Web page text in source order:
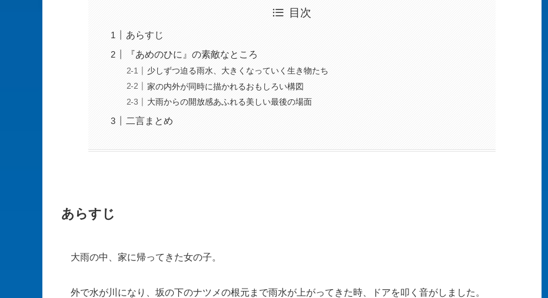
目次
あらすじ
『あめのひに』の素敵なところ
少しずつ迫る雨水、大きくなっていく生き物たち
家の内外が同時に描かれるおもしろい構図
大雨からの開放感あふれる美しい最後の場面
二言まとめ
あらすじ
大雨の中、家に帰ってきた女の子。
外で水が川になり、坂の下のナツメの根元まで雨水が上がってきた時、ドアを叩く音がしました。